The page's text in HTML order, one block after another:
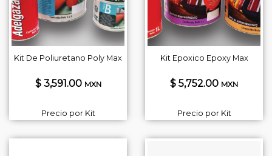
Kit De Poliuretano Poly Max
$ 3,591.00 MXN
Precio por Kit
Kit Epoxico Epoxy Max
$ 5,752.00 MXN
Precio por Kit